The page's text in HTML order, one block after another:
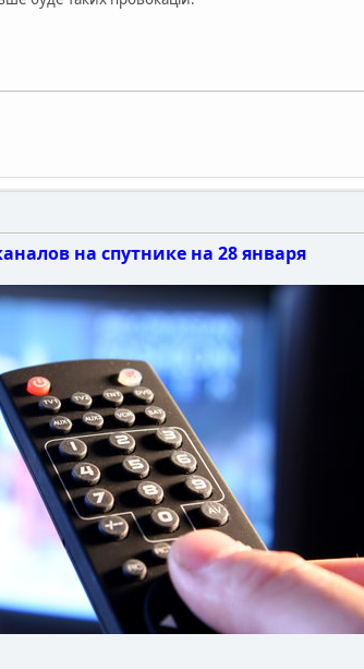
на спутнике на 28 января